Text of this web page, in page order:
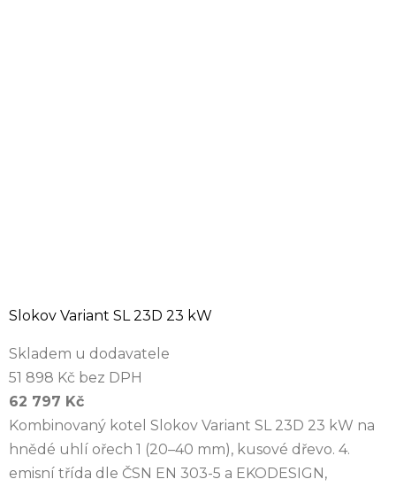
Slokov Variant SL 23D 23 kW
Skladem u dodavatele
51 898 Kč bez DPH
62 797 Kč
Kombinovaný kotel Slokov Variant SL 23D 23 kW na
hnědé uhlí ořech 1 (20–40 mm), kusové dřevo. 4.
emisní třída dle ČSN EN 303-5 a EKODESIGN,